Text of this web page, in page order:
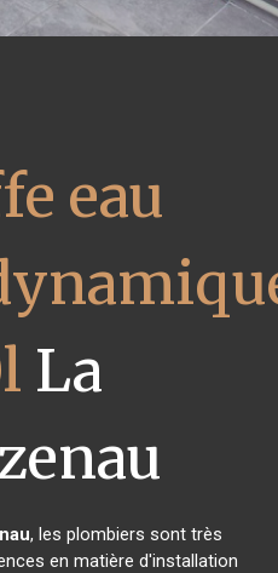
eau
La
, les plombiers sont très
en matière d'installation